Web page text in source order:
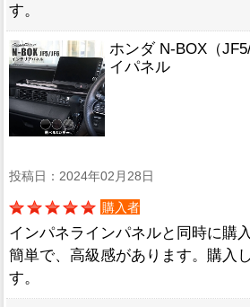
す。
ホンダ N-BOX（
イパネル
投稿日：2024年02月28日
購入者
インパネラインパネルと同時に購
簡単で、高級感があります。購入
す。